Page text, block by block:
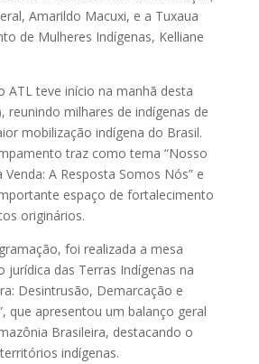
Amarildo Macuxi, e a Tuxaua
de Mulheres Indígenas, Kelliane
ATL teve início na manhã desta
reunindo milhares de indígenas de
mobilização indígena do Brasil.
traz como tema “Nosso
A Resposta Somos Nós” e
espaço de fortalecimento
originários.
foi realizada a mesa
jurídica das Terras Indígenas na
Desintrusão, Demarcação e
que apresentou um balanço geral
Brasileira, destacando o
indígenas.